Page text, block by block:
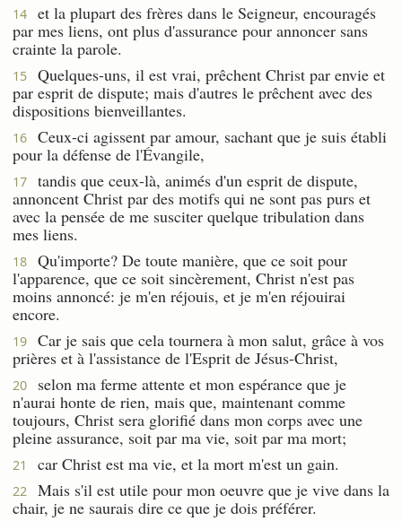
14
et la plupart des frères dans le Seigneur, encouragés
par mes liens, ont plus d'assurance pour annoncer sans
crainte la parole.
15
Quelques-uns, il est vrai, prêchent Christ par envie et
par esprit de dispute; mais d'autres le prêchent avec des
dispositions bienveillantes.
16
Ceux-ci agissent par amour, sachant que je suis établi
pour la défense de l'Évangile,
17
tandis que ceux-là, animés d'un esprit de dispute,
annoncent Christ par des motifs qui ne sont pas purs et
avec la pensée de me susciter quelque tribulation dans
mes liens.
18
Qu'importe? De toute manière, que ce soit pour
l'apparence, que ce soit sincèrement, Christ n'est pas
moins annoncé: je m'en réjouis, et je m'en réjouirai
encore.
19
Car je sais que cela tournera à mon salut, grâce à vos
prières et à l'assistance de l'Esprit de Jésus-Christ,
20
selon ma ferme attente et mon espérance que je
n'aurai honte de rien, mais que, maintenant comme
toujours, Christ sera glorifié dans mon corps avec une
pleine assurance, soit par ma vie, soit par ma mort;
21 car Christ est ma vie, et la mort m'est un gain.
22
Mais s'il est utile pour mon oeuvre que je vive dans la
chair, je ne saurais dire ce que je dois préférer.